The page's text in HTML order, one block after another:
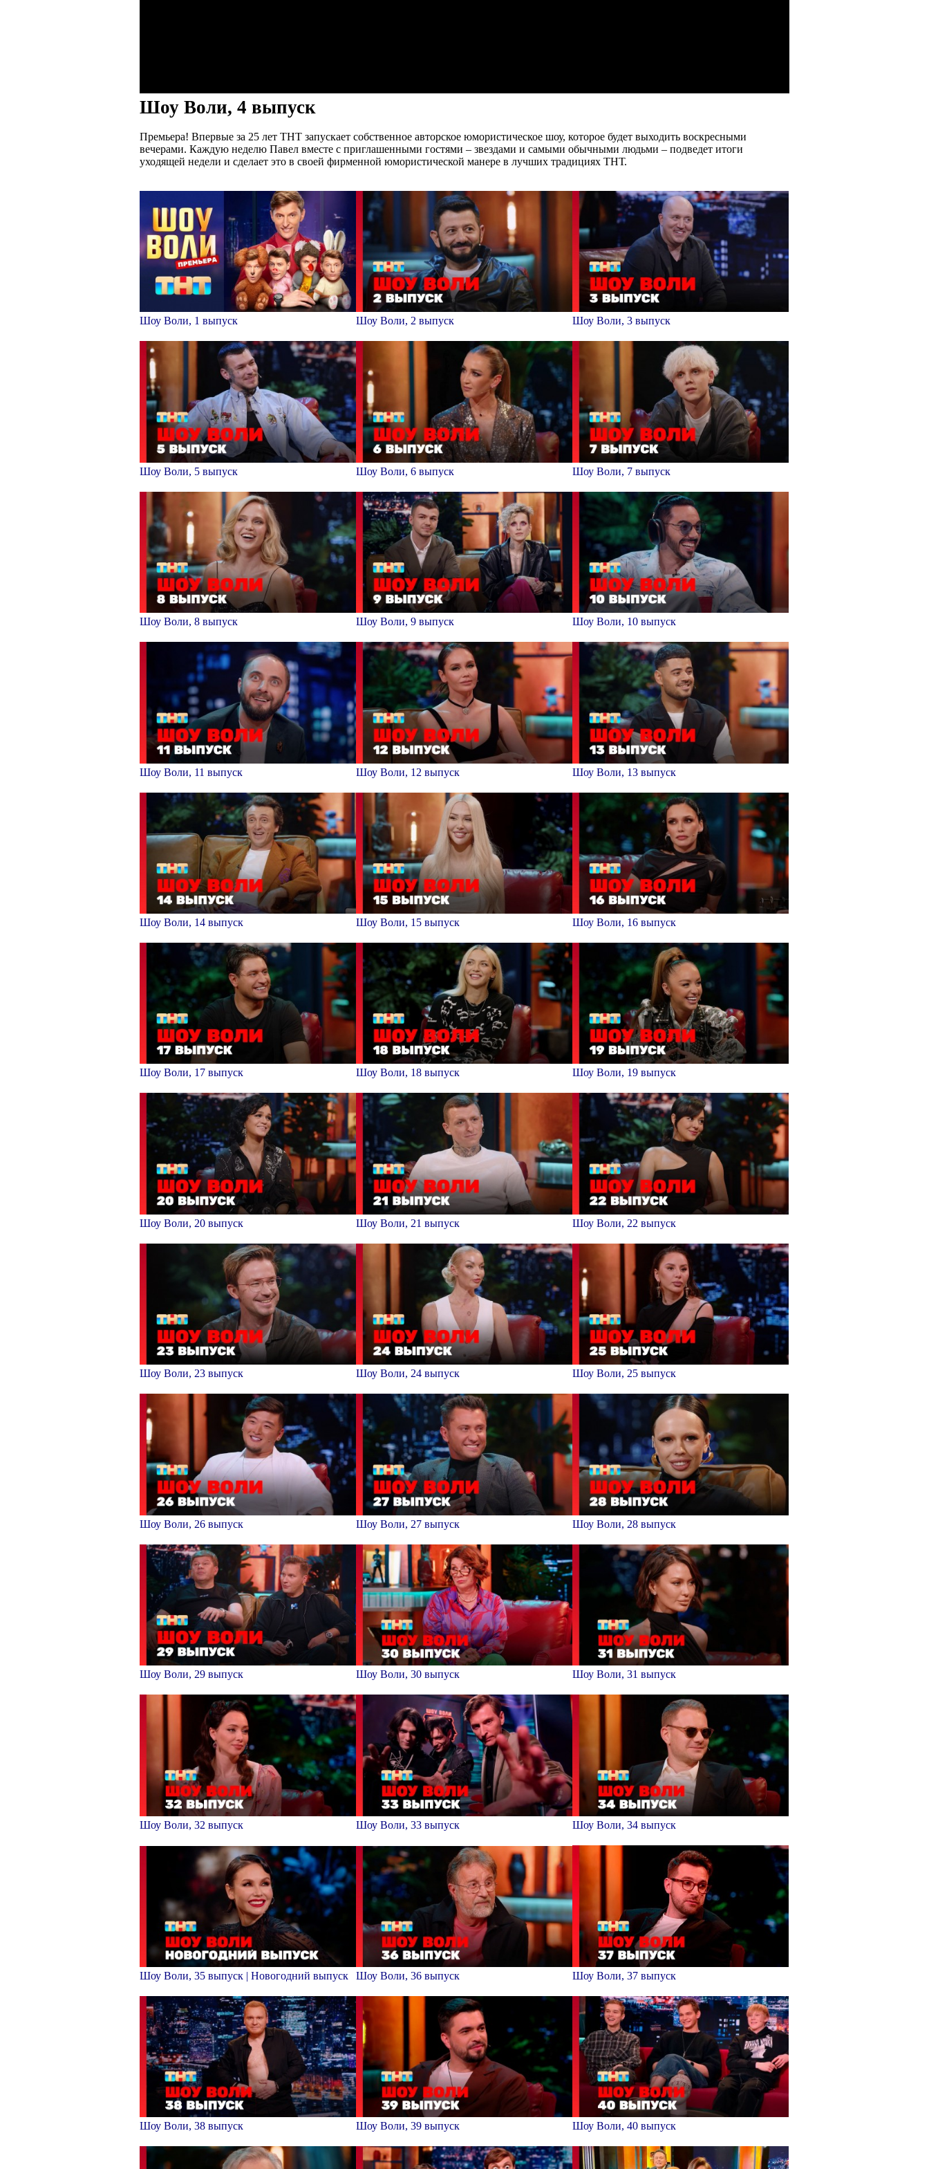
Шоу Воли, 4 выпуск
Премьера! Впервые за 25 лет ТНТ запускает собственное авторское юмористическое шоу, которое будет выходить воскресными
вечерами. Каждую неделю Павел вместе с приглашенными гостями – звездами и самыми обычными людьми – подведет итоги
уходящей недели и сделает это в своей фирменной юмористической манере в лучших традициях ТНТ.
Шоу Воли, 1 выпуск Шоу Воли, 2 выпуск Шоу Воли, 3 выпуск
Шоу Воли, 5 выпуск Шоу Воли, 6 выпуск Шоу Воли, 7 выпуск
Шоу Воли, 8 выпуск Шоу Воли, 9 выпуск Шоу Воли, 10 выпуск
Шоу Воли, 11 выпуск Шоу Воли, 12 выпуск Шоу Воли, 13 выпуск
Шоу Воли, 14 выпуск Шоу Воли, 15 выпуск Шоу Воли, 16 выпуск
Шоу Воли, 17 выпуск Шоу Воли, 18 выпуск Шоу Воли, 19 выпуск
Шоу Воли, 20 выпуск Шоу Воли, 21 выпуск Шоу Воли, 22 выпуск
Шоу Воли, 23 выпуск Шоу Воли, 24 выпуск Шоу Воли, 25 выпуск
Шоу Воли, 26 выпуск Шоу Воли, 27 выпуск Шоу Воли, 28 выпуск
Шоу Воли, 29 выпуск Шоу Воли, 30 выпуск Шоу Воли, 31 выпуск
Шоу Воли, 32 выпуск Шоу Воли, 33 выпуск Шоу Воли, 34 выпуск
Шоу Воли, 35 выпуск | Новогодний выпуск Шоу Воли, 36 выпуск Шоу Воли, 37 выпуск
Шоу Воли, 38 выпуск Шоу Воли, 39 выпуск Шоу Воли, 40 выпуск